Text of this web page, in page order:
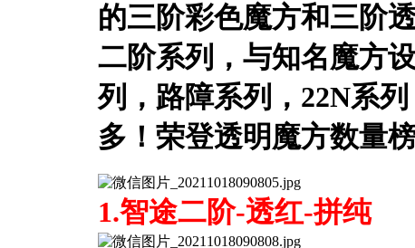
的三阶彩色魔方和三阶
二阶系列，与知名魔方
列，路障系列，22N系
多！荣登透明魔方数量
1.智途二阶-透红-拼纯